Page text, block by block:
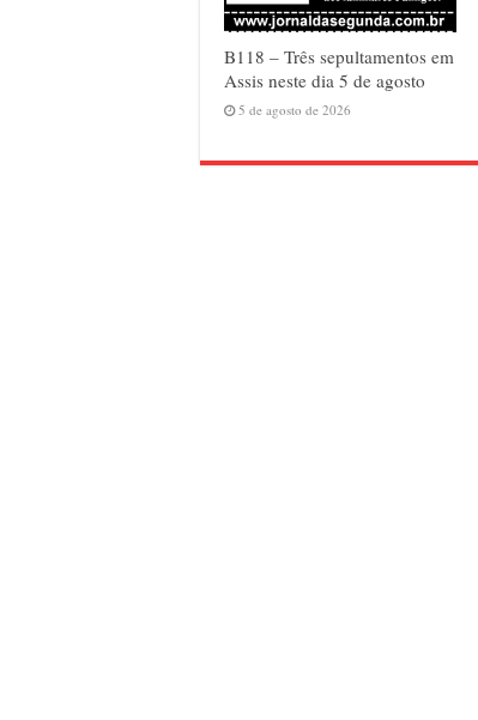
B118 – Três sepultamentos em
Assis neste dia 5 de agosto
5 de agosto de 2026